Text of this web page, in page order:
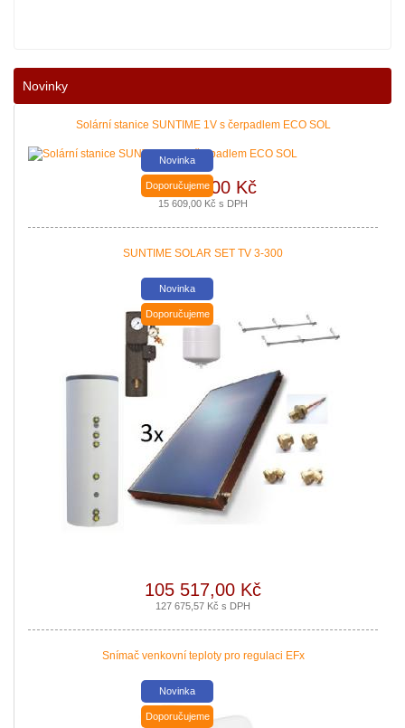
a kotle jsou vyhlášeny. Příjem žádostí začíná 12. 10. 2021.
Zajistěte si pro vás levnější a pohodlnější vytápění a provoz
domácnosti.
Nová zelená úsporám a Kotlíkové dotace snadno s PROPULS
SOLAR. Přijďte si pro informace o dotačních programech Nová
zelená úsporám a Kotlíkové dotace.
více zde ..
Podávání žádostí o poslední Kotlíkové dotace v
2020. Nenechte si ujít dotaci až 127 500 Kč na nový zdroj pro
Novinky
Solární stanice SUNTIME 1V s čerpadlem ECO SOL
Novinka
Doporučujeme
12 900,00 Kč
15 609,00 Kč s DPH
SUNTIME SOLAR SET TV 3-300
Novinka
Doporučujeme
105 517,00 Kč
127 675,57 Kč s DPH
Snímač venkovní teploty pro regulaci EFx
Novinka
Doporučujeme